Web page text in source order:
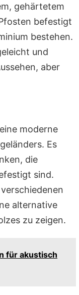
gehärtetem
befestigt
bestehen.
und
aber
moderne
Es
die
sind.
alternative
zu zeigen.
für akustisch